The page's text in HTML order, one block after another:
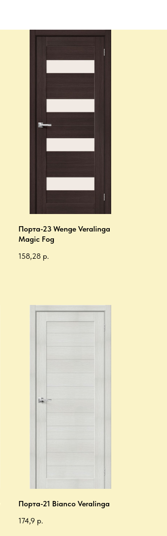
Порта-23 Wenge Veralinga
Magic Fog
158,28 р.
Порта-21 Bianco Veralinga
174,9 р.